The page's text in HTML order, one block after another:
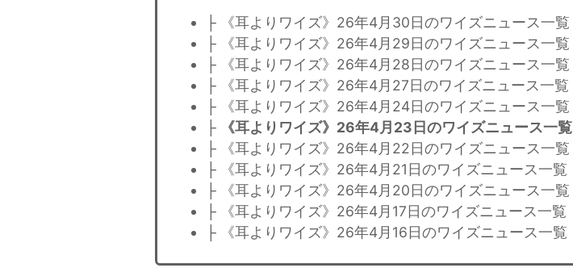
├ 《耳よりワイズ》26年4月30日のワイズニュース一覧
├ 《耳よりワイズ》26年4月29日のワイズニュース一覧
├ 《耳よりワイズ》26年4月28日のワイズニュース一覧
├ 《耳よりワイズ》26年4月27日のワイズニュース一覧
├ 《耳よりワイズ》26年4月24日のワイズニュース一覧
├
《耳よりワイズ》26年4月23日のワイズニュース一覧
├ 《耳よりワイズ》26年4月22日のワイズニュース一覧
├ 《耳よりワイズ》26年4月21日のワイズニュース一覧
├ 《耳よりワイズ》26年4月20日のワイズニュース一覧
├ 《耳よりワイズ》26年4月17日のワイズニュース一覧
├ 《耳よりワイズ》26年4月16日のワイズニュース一覧